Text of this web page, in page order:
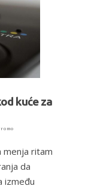
kuće za
menja ritam
da
između